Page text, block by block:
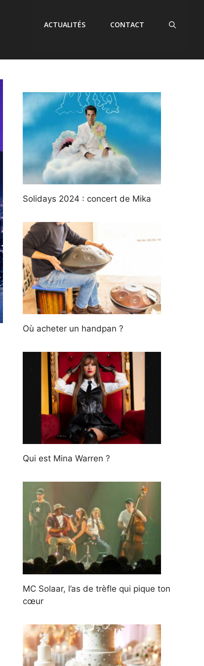
ACTUALITÉS CONTACT
Solidays 2024 : concert de Mika
Où acheter un handpan ?
Qui est Mina Warren ?
MC Solaar, l’as de trèfle qui pique ton
cœur